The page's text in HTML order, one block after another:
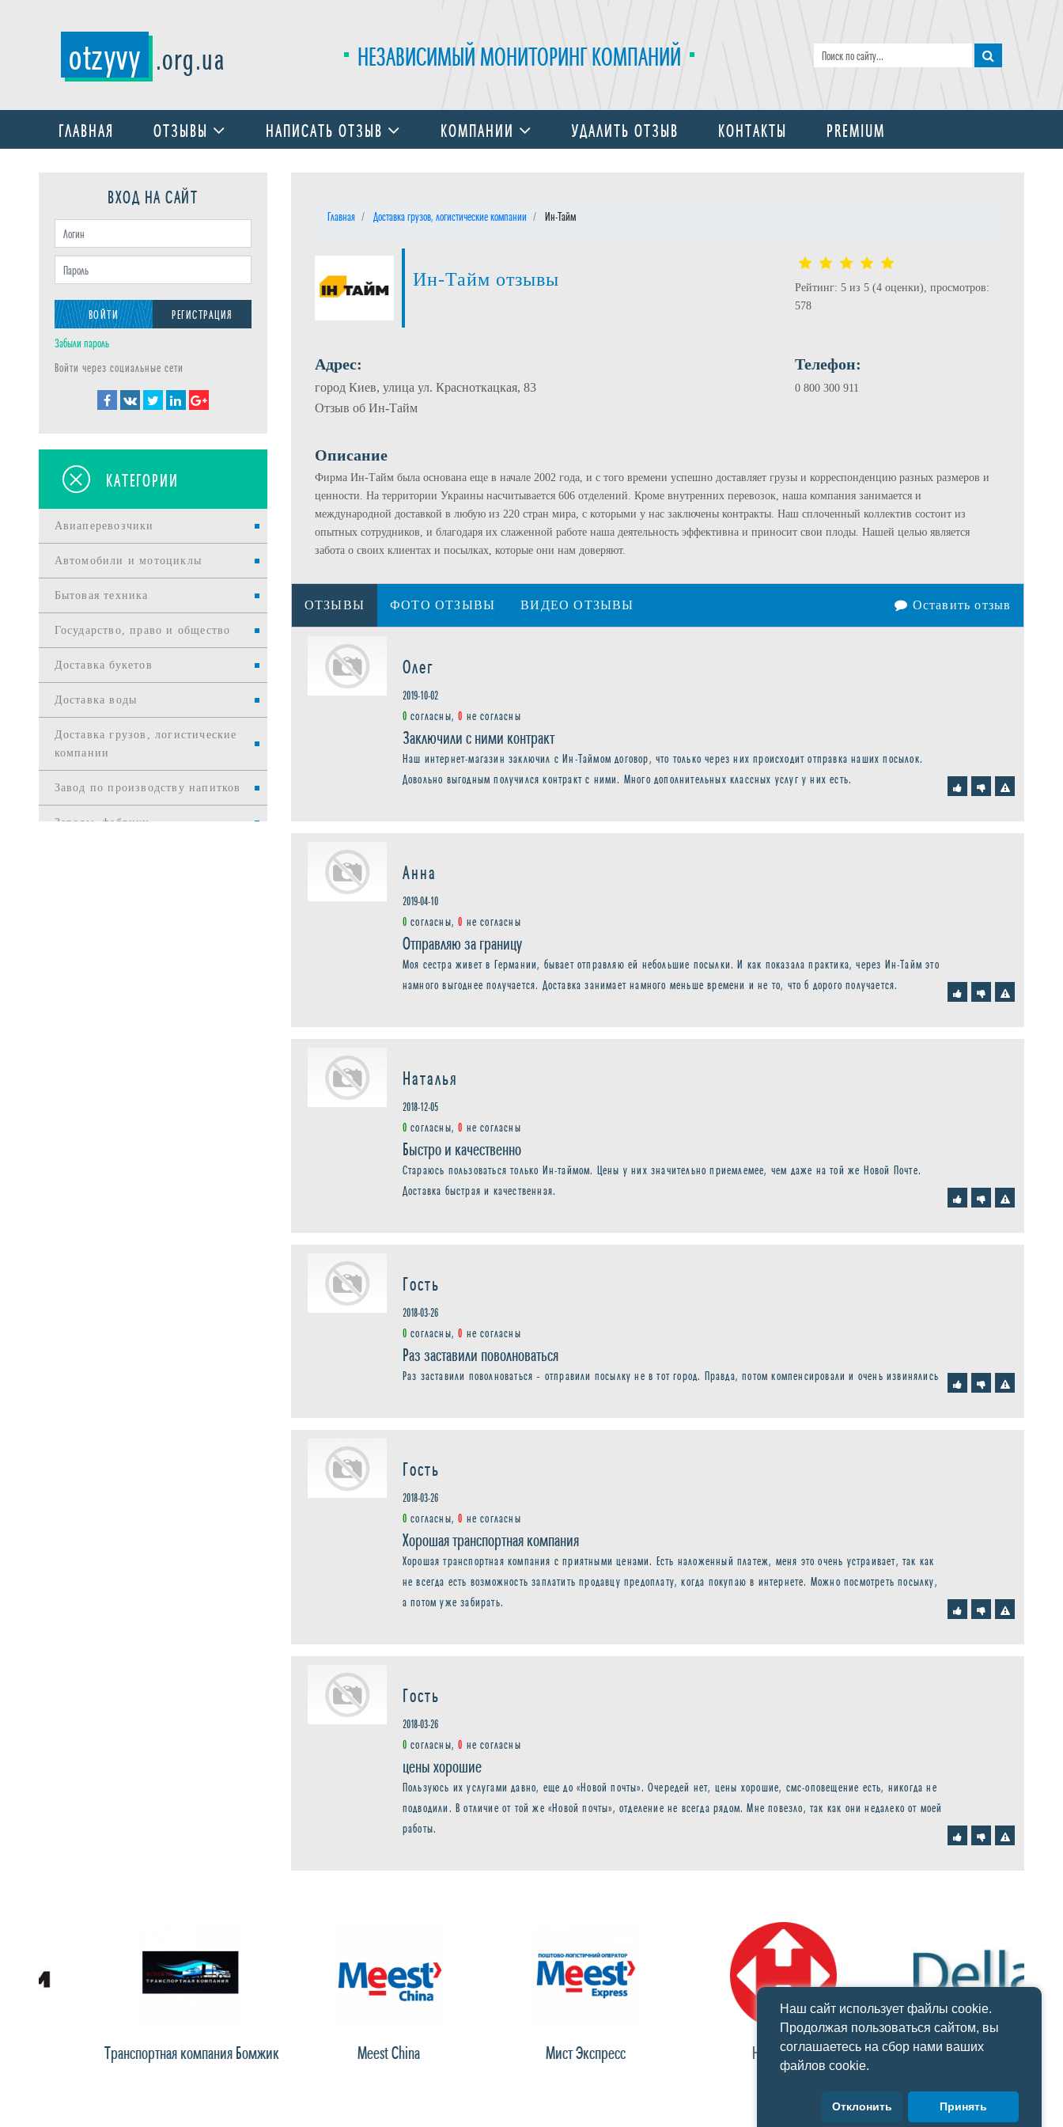
Наш сайт использует файлы cookie.
Продолжая пользоваться сайтом, вы
соглашаетесь на сбор нами ваших
файлов cookie.
Отклонить Принять
otzyvy .org.ua НЕЗАВИСИМЫЙ МОНИТОРИНГ КОМПАНИЙ
ГЛАВНАЯ ОТЗЫВЫ НАПИСАТЬ ОТЗЫВ КОМПАНИИ УДАЛИТЬ ОТЗЫВ КОНТАКТЫ PREMIUM
ВХОД НА САЙТ
ВОЙТИ
РЕГИСТРАЦИЯ
Забыли пароль
Войти через социальные сети
КАТЕГОРИИ
Авиаперевозчики
Автомобили и мотоциклы
Бытовая техника
Государство, право и общество
Доставка букетов
Доставка воды
Доставка грузов, логистические
компании
Завод по производству напитков
Заводы, фабрики
Производство пластиковых окон
Работа в иностранных компаниях
Главная Доставка грузов, логистические компании Ин-Тайм
Ин-Тайм отзывы
Рейтинг: 5 из 5 (4 оценки), просмотров:
578
Адрес:
город Киев, улица ул. Красноткацкая, 83
Отзыв об Ин-Тайм
Телефон:
0 800 300 911
Описание
Фирма Ин-Тайм была основана еще в начале 2002 года, и с того времени успешно доставляет грузы и корреспонденцию разных размеров и
ценности. На территории Украины насчитывается 606 отделений. Кроме внутренних перевозок, наша компания занимается и
международной доставкой в любую из 220 стран мира, с которыми у нас заключены контракты. Наш сплоченный коллектив состоит из
опытных сотрудников, и благодаря их слаженной работе наша деятельность эффективна и приносит свои плоды. Нашей целью является
забота о своих клиентах и посылках, которые они нам доверяют.
ОТЗЫВЫ ФОТО ОТЗЫВЫ ВИДЕО ОТЗЫВЫ Оставить отзыв
Олег
2019-10-02
0согласны,0 не согласны
Заключили с ними контракт
Наш интернет-магазин заключил с Ин-Таймом договор, что только через них происходит отправка наших посылок.
Довольно выгодным получился контракт с ними. Много дополнительных классных услуг у них есть.
Анна
2019-04-10
0согласны,0 не согласны
Отправляю за границу
Моя сестра живет в Германии, бывает отправляю ей небольшие посылки. И как показала практика, через Ин-Тайм это
намного выгоднее получается. Доставка занимает намного меньше времени и не то, что б дорого получается.
Наталья
2018-12-05
0согласны,0 не согласны
Быстро и качественно
Стараюсь пользоваться только Ин-таймом. Цены у них значительно приемлемее, чем даже на той же Новой Почте.
Доставка быстрая и качественная.
Гость
2018-03-26
0согласны,0 не согласны
Раз заставили поволноваться
Раз заставили поволноваться – отправили посылку не в тот город. Правда, потом компенсировали и очень извинялись
Гость
2018-03-26
0согласны,0 не согласны
Хорошая транспортная компания
Хорошая транспортная компания с приятными ценами. Есть наложенный платеж, меня это очень устраивает, так как
не всегда есть возможность заплатить продавцу предоплату, когда покупаю в интернете. Можно посмотреть посылку,
а потом уже забирать.
Гость
2018-03-26
0согласны,0 не согласны
цены хорошие
Пользуюсь их услугами давно, еще до «Новой почты». Очередей нет, цены хорошие, смс-оповещение есть, никогда не
подводили. В отличие от той же «Новой почты», отделение не всегда рядом. Мне повезло, так как они недалеко от моей
работы.
Транспортная компания Бомжик Meest China Мист Экспресс Нова Пошта Компания DELLA